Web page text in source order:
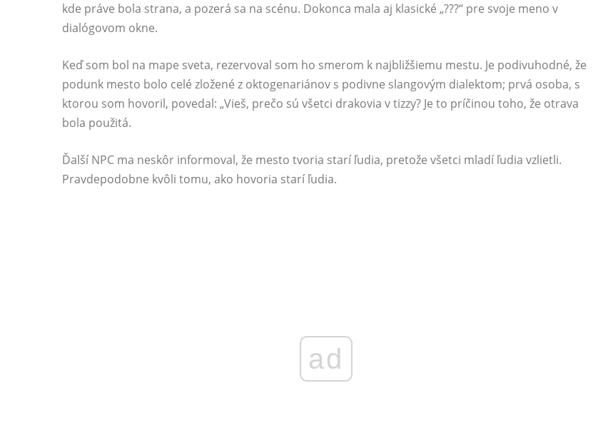
kde práve bola strana, a pozerá sa na scénu. Dokonca mala aj klasické „???“ pre svoje meno v
dialógovom okne.
Keď som bol na mape sveta, rezervoval som ho smerom k najbližšiemu mestu. Je podivuhodné, že
podunk mesto bolo celé zložené z oktogenariánov s podivne slangovým dialektom; prvá osoba, s
ktorou som hovoril, povedal: „Vieš, prečo sú všetci drakovia v tizzy? Je to príčinou toho, že otrava
bola použitá.
Ďalší NPC ma neskôr informoval, že mesto tvoria starí ľudia, pretože všetci mladí ľudia vzlietli.
Pravdepodobne kvôli tomu, ako hovoria starí ľudia.
ad